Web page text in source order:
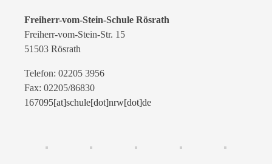
Freiherr-vom-Stein-Schule Rösrath
Freiherr-vom-Stein-Str. 15
51503 Rösrath
Telefon: 02205 3956
Fax: 02205/86830
167095[at]schule[dot]nrw[dot]de